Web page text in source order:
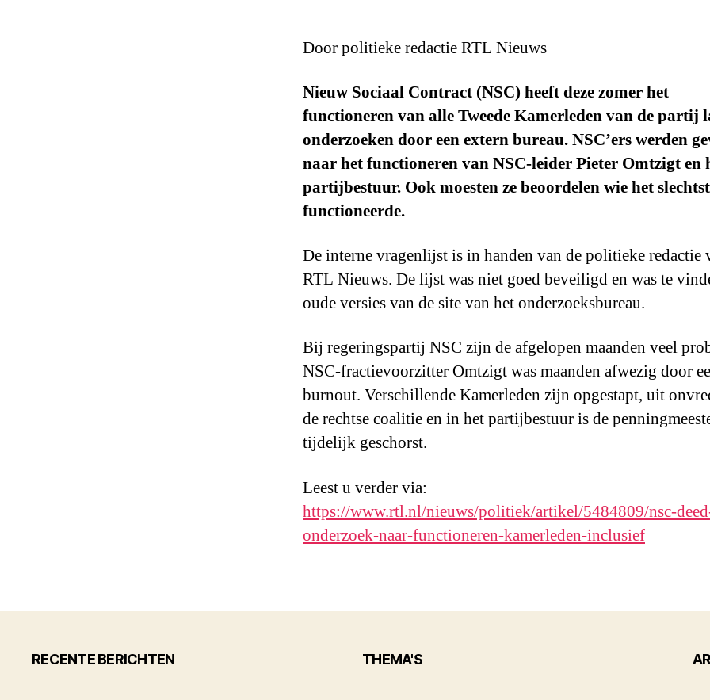
Door politieke redactie RTL Nieuws
Nieuw Sociaal Contract (NSC) heeft deze zomer het
functioneren van alle Tweede Kamerleden van de partij
onderzoeken door een extern bureau. NSC’ers werden
naar het functioneren van NSC-leider Pieter Omtzigt en
partijbestuur. Ook moesten ze beoordelen wie het slechtst
functioneerde.
De interne vragenlijst is in handen van de politieke redactie
RTL Nieuws. De lijst was niet goed beveiligd en was te
oude versies van de site van het onderzoeksbureau.
Bij regeringspartij NSC zijn de afgelopen maanden veel
NSC-fractievoorzitter Omtzigt was maanden afwezig door
burnout. Verschillende Kamerleden zijn opgestapt, uit
de rechtse coalitie en in het partijbestuur is de
tijdelijk geschorst.
Leest u verder via:
https://www.rtl.nl/nieuws/politiek/artikel/5484809/nsc-
onderzoek-naar-functioneren-kamerleden-inclusief
RECENTE BERICHTEN THEMA'S